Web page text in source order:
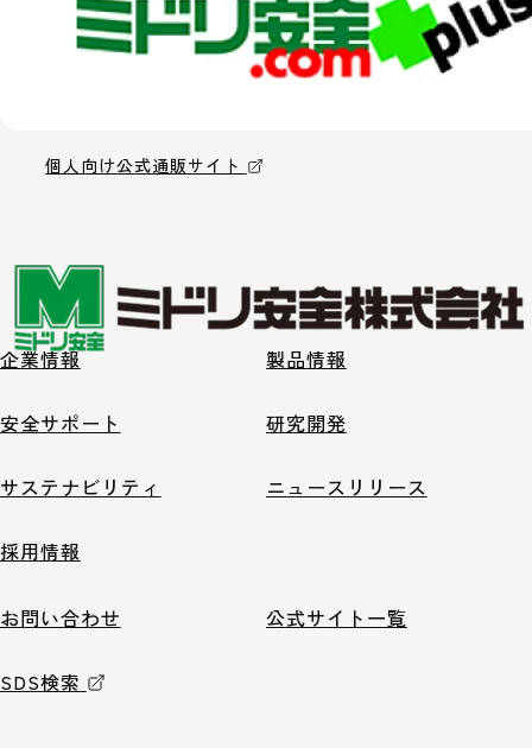
個人向け公式通販サイト
企業情報 製品情報
安全サポート 研究開発
サステナビリティ ニュースリリース
採用情報
お問い合わせ 公式サイト一覧
SDS検索